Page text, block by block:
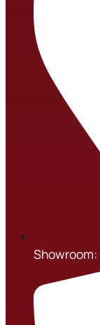
Showroom: